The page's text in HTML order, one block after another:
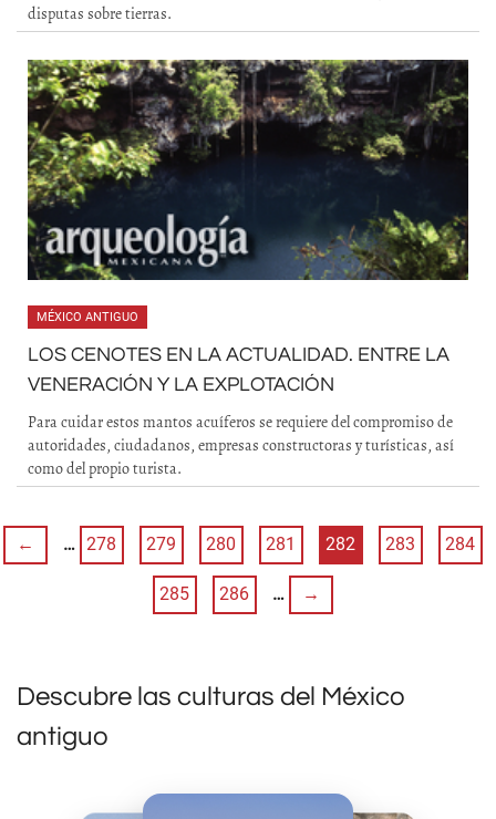
disputas sobre tierras.
MÉXICO ANTIGUO
LOS CENOTES EN LA ACTUALIDAD. ENTRE LA
VENERACIÓN Y LA EXPLOTACIÓN
Para cuidar estos mantos acuíferos se requiere del compromiso de
autoridades, ciudadanos, empresas constructoras y turísticas, así
como del propio turista.
← … 278 279 280 281 282 283 284
285 286 … →
Descubre las culturas del México
antiguo